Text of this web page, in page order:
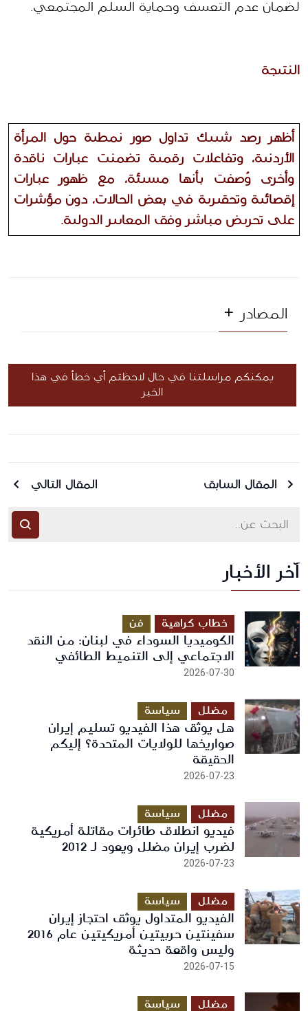
لضمان عدم التعسف وحماية السلم المجتمعي.
النتيجة
على تحريض مباشر وفق المعايير الدولية.
المصادر
يمكنكم مراسلتنا في حال لاحظتم أي خطأ في هذا
الخبر
المقال السابق المقال التالي
آخر الأخبار
خطاب كراهية فن
الكوميديا السوداء في لبنان: من النقد
الاجتماعي إلى التنميط الطائفي
2026-07-30
مضلل سياسة
هل يوثق هذا الفيديو تسليم إيران
صواريخها للولايات المتحدة؟ إليكم
الحقيقة
2026-07-23
مضلل سياسة
فيديو انطلاق طائرات مقاتلة أمريكية
لضرب إيران مضلل ويعود لـ 2012
2026-07-23
مضلل سياسة
الفيديو المتداول يوثق احتجاز إيران
سفينتين حربيتين أمريكيتين عام 2016
وليس واقعة حديثة
2026-07-15
مضلل سياسة